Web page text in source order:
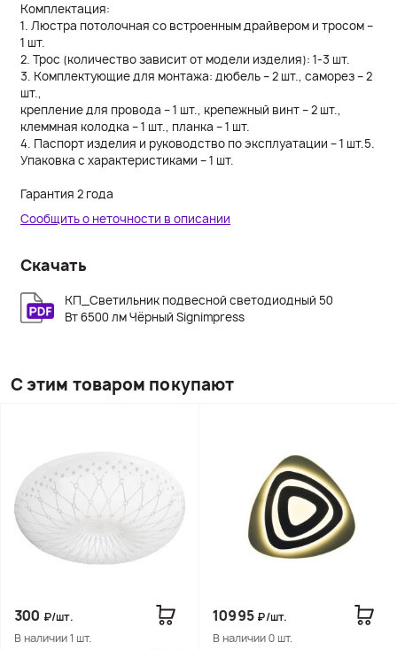
Скачать
КП_Светильник подвесной светодиодный 50
Вт 6500 лм Чёрный Signimpress
Комплектация:
1. Люстра потолочная со встроенным драйвером и тросом –
1 шт.
2. Трос (количество зависит от модели изделия): 1-3 шт.
3. Комплектующие для монтажа: дюбель – 2 шт., саморез – 2
шт.,
крепление для провода – 1 шт., крепежный винт – 2 шт.,
клеммная колодка – 1 шт., планка – 1 шт.
4. Паспорт изделия и руководство по эксплуатации – 1 шт.5.
Упаковка с характеристиками – 1 шт.
Гарантия 2 года
Сообщить о неточности в описании
С этим товаром покупают
300 ₽/шт.
В наличии 1 шт.
10995 ₽/шт.
В наличии 0 шт.